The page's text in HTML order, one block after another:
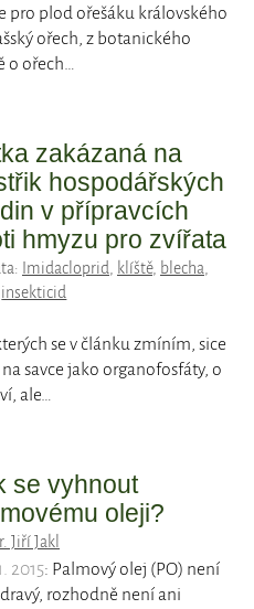
pro plod ořešáku královského
ořech, z botanického
o ořech…
zakázaná na
hospodářských
v přípravcích
hmyzu pro zvířata
Imidacloprid, klíště, blecha,
insekticid
se v článku zmíním, sice
savce jako organofosfáty, o
ale…
se vyhnout
oleji?
Jiří Jakl
2015: Palmový olej (PO) není
rozhodně není ani